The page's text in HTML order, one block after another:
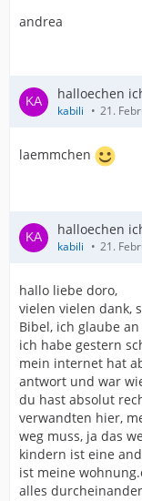
andrea
halloechen
kabili 21.
laemmchen
halloechen
kabili 21.
hallo liebe doro,
vielen vielen dank,
Bibel, ich glaube
ich habe gestern
mein internet hat
antwort und war
du hast absolut
verwandten hier,
weg muss, ja das
kindern ist eine
ist meine
alles